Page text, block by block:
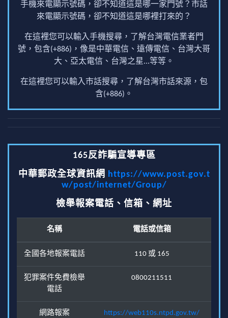
手機來電顯示號碼，卻不知道這是哪一家門號？市話
來電顯示號碼，卻不知道這是哪裡打來的？
在這裡您可以輸入手機搜尋，了解台灣電信業者門
號，包含(+886)，像是中華電信、遠傳電信、台灣大哥
大、亞太電信、台灣之星...等等。
在這裡您可以輸入市話搜尋，了解台灣市話來源，包
含(+886)。
165反詐騙宣導專區
中華郵政全球資訊網 https://www.post.gov.t
w/post/internet/Group/
檢舉報案電話、信箱、網址
名稱 電話或信箱
全國各地報案電話 110 或 165
犯罪案件免費檢舉
電話
0800211511
網路報案 https://web110s.ntpd.gov.tw/